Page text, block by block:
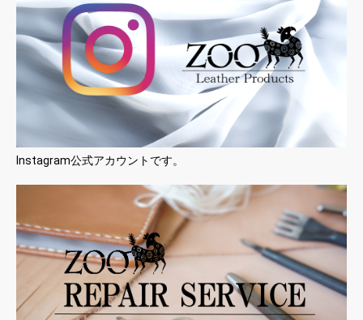
Instagram公式アカウントです。